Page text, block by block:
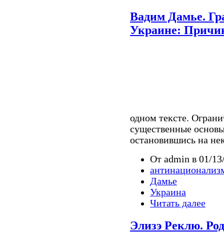
Вадим Дамье.
Украине:
одном тексте.
существенные
остановившись на
От admin в 01/
Дамье
Украина
Читать далее
Элизэ Реклю.